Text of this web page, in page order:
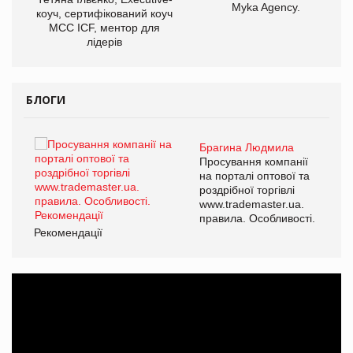
коуч, сертифікований коуч
МСС ICF, ментор для
лідерів
Myka Agency.
БЛОГИ
Брагина Людмила
Просування компанії
на порталі оптової та
роздрібної торгівлі
www.trademaster.ua.
правила. Особливості.
Рекомендації